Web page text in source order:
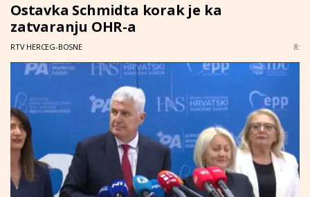
Ostavka Schmidta korak je ka
zatvaranju OHR-a
RTV HERCEG-BOSNE 8: